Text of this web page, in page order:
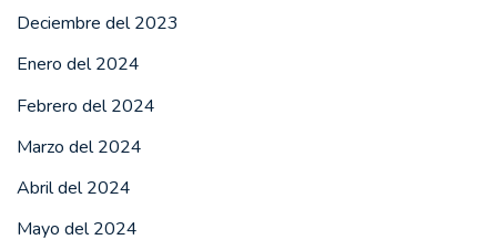
Deciembre del 2023
Enero del 2024
Febrero del 2024
Marzo del 2024
Abril del 2024
Mayo del 2024